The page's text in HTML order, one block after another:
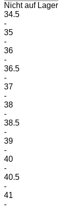
Nicht auf Lager
34.5
-
35
-
36
-
36.5
-
37
-
38
-
38.5
-
39
-
40
-
40.5
-
41
-